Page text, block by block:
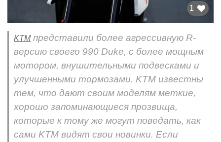
1
KTMпредставили более агрессивную R-
версию своего 990 Duke, с более мощным
мотором, внушительными подвесками и
улучшенными тормозами. KTM известны
тем, что дают своим моделям меткие,
хорошо запоминающиеся прозвища,
которые к тому же могут поведать, как
сами KTM видят свои новинки. Если